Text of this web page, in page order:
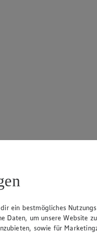
ein bestmögliches
Daten, um unsere Website zu
sowie für